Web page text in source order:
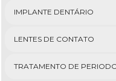
IMPLANTE DENTÁRIO
LENTES DE CONTATO
TRATAMENTO DE